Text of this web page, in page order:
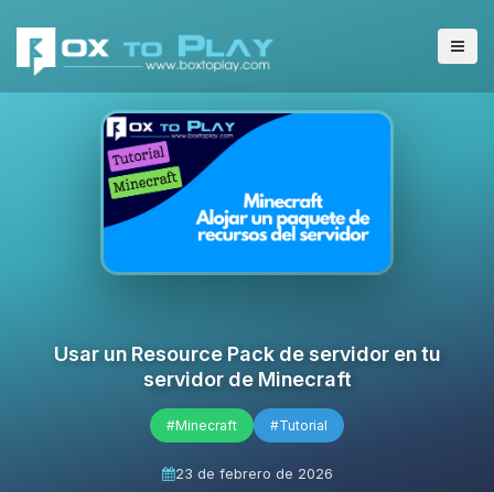
Usar un Resource Pack de servidor en tu
servidor de Minecraft
#Minecraft #Tutorial
23 de febrero de 2026